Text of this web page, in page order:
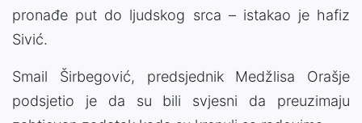
pronađe put do ljudskog srca – istakao je hafiz
Sivić.
Smail Širbegović, predsjednik Medžlisa Orašje
podsjetio je da su bili svjesni da preuzimaju